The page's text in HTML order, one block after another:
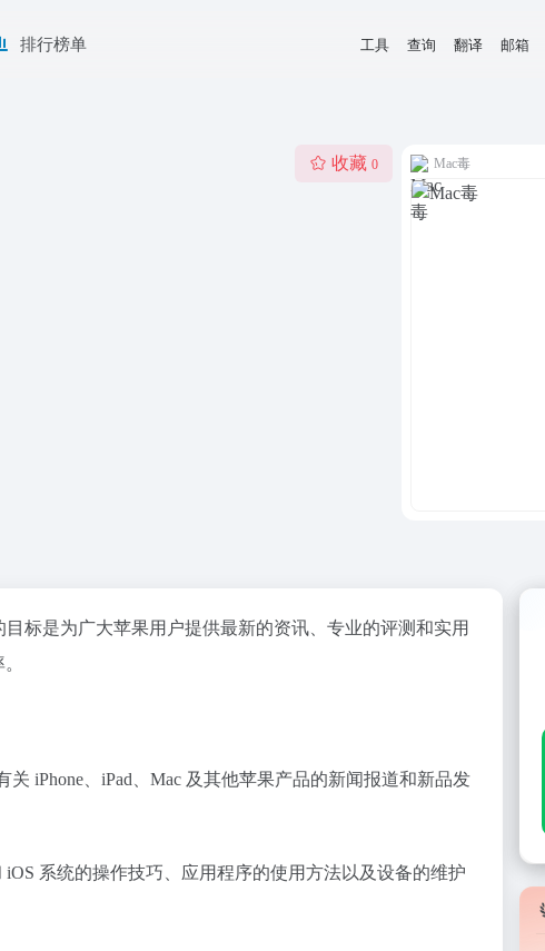
排行榜单 工具 查询 翻译 邮箱
收藏 0 Mac毒
标是为广大苹果用户提供最新的资讯、专业的评测和实用
iPhone、iPad、Mac 及其他苹果产品的新闻报道和新品发
iOS 系统的操作技巧、应用程序的使用方法以及设备的维护